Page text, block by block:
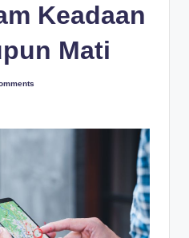
Keadaan
Mati